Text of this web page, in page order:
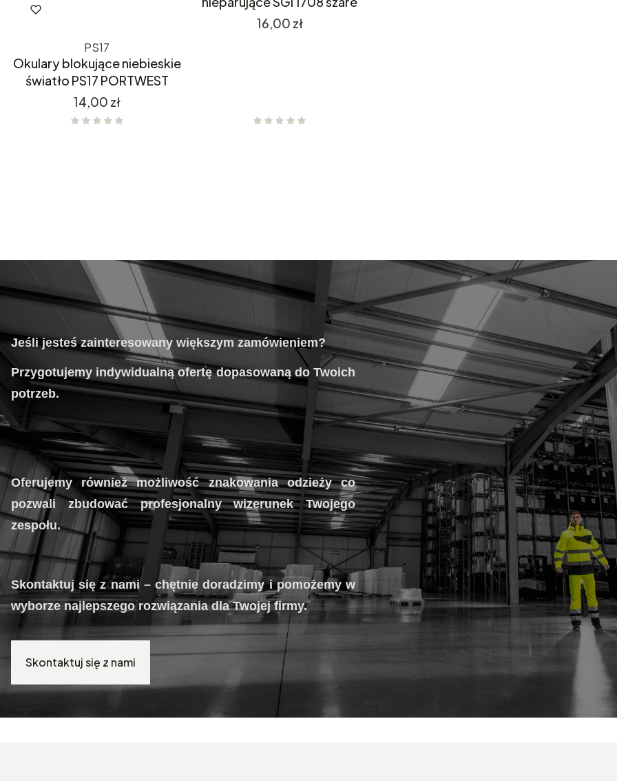
PS17
Okulary blokujące niebieskie
światło PS17 PORTWEST
Cena
14,00 zł
Cena
16,00 zł
Jeśli jesteś zainteresowany większym zamówieniem?
Przygotujemy indywidualną ofertę dopasowaną do Twoich
potrzeb.
Oferujemy również możliwość znakowania odzieży co
pozwali zbudować profesjonalny wizerunek Twojego
zespołu.
Skontaktuj się z nami – chętnie doradzimy i pomożemy w
wyborze najlepszego rozwiązania dla Twojej firmy.
Skontaktuj się z nami